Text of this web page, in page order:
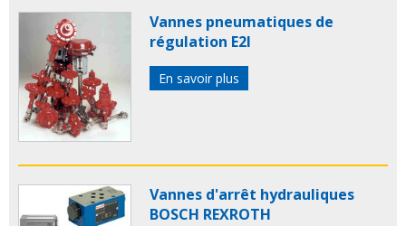
Vannes pneumatiques de
régulation E2I
En savoir plus
Vannes d'arrêt hydrauliques
BOSCH REXROTH